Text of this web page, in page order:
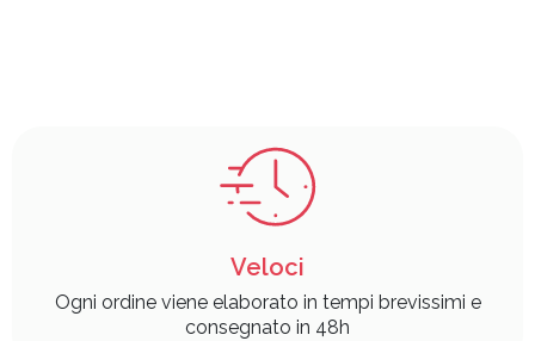
Veloci
Ogni ordine viene elaborato in tempi brevissimi e
consegnato in 48h